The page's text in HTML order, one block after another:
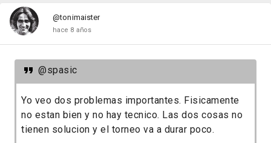
@tonimaister
hace 8 años
@spasic
Yo veo dos problemas importantes. Fisicamente
no estan bien y no hay tecnico. Las dos cosas no
tienen solucion y el torneo va a durar poco.